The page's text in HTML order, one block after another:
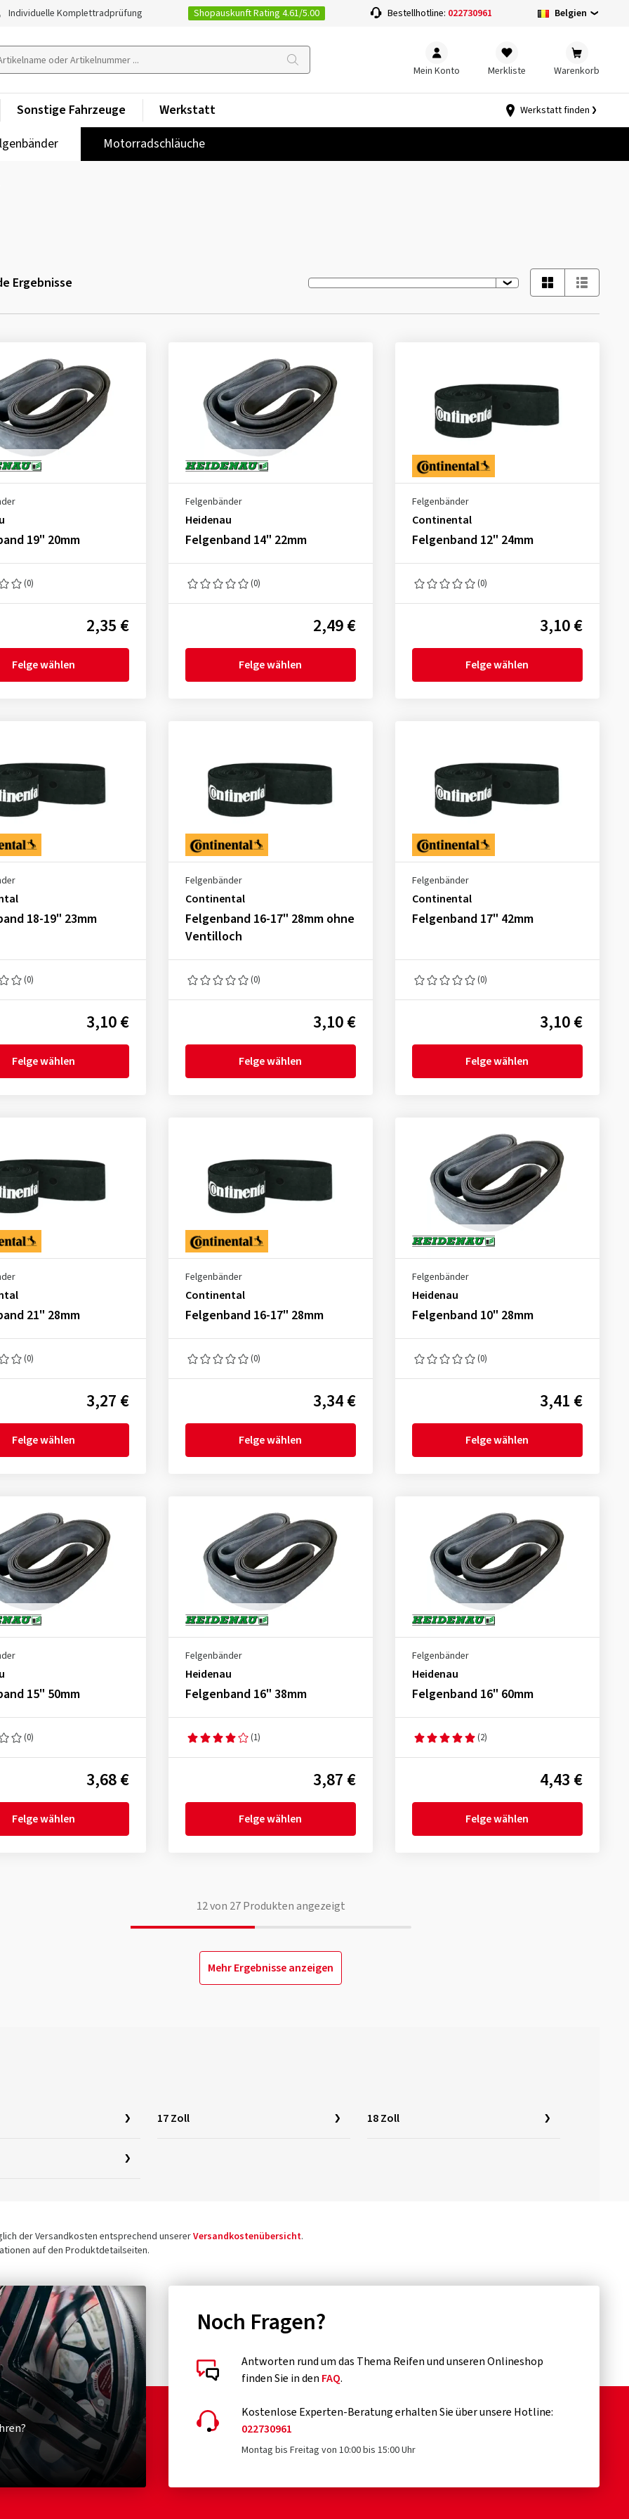
Individuelle Komplettradprüfung Shopauskunft Rating 4.61/5.00 Bestellhotline: 022730961 Belgien
Mein Konto Merkliste Warenkorb
Motorradschläuche
Sonstige Fahrzeuge Werkstatt Werkstatt finden
Ergebnisse
19" 20mm
(0)
2,35 €
Felge wählen
Felgenbänder
Heidenau
Felgenband 14" 22mm
(0)
2,49 €
Felge wählen
Felgenbänder
Continental
Felgenband 12" 24mm
(0)
3,10 €
Felge wählen
18-19" 23mm
(0)
3,10 €
Felge wählen
Felgenbänder
Continental
Felgenband 16-17" 28mm ohne
Ventilloch
(0)
3,10 €
Felge wählen
Felgenbänder
Continental
Felgenband 17" 42mm
(0)
3,10 €
Felge wählen
21" 28mm
(0)
3,27 €
Felge wählen
Felgenbänder
Continental
Felgenband 16-17" 28mm
(0)
3,34 €
Felge wählen
Felgenbänder
Heidenau
Felgenband 10" 28mm
(0)
3,41 €
Felge wählen
15" 50mm
(0)
3,68 €
Felge wählen
Felgenbänder
Heidenau
Felgenband 16" 38mm
(1)
3,87 €
Felge wählen
Felgenbänder
Heidenau
Felgenband 16" 60mm
(2)
4,43 €
Felge wählen
12von 27Produkten angezeigt
Mehr Ergebnisse anzeigen
17 Zoll 18 Zoll
der Versandkosten entsprechend unsererVersandkostenübersicht.
auf den Produktdetailseiten.
Noch Fragen?
Antworten rund um das Thema Reifen und unseren Onlineshop
finden Sie in den FAQ.
Kostenlose Experten-Beratung erhalten Sie über unsere Hotline:
022730961
Montag bis Freitag von 10:00 bis 15:00 Uhr